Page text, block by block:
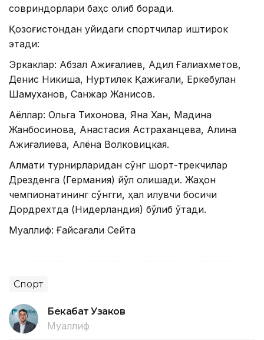
совриндорлари баҳс олиб боради.
Қозоғистондан қуйидаги спортчилар иштирок
этади:
Эркаклар: Абзал Ажиғалиев, Адил Ғалиахметов,
Денис Никиша, Нуртилек Қажиғали, Еркебулан
Шамуханов, Санжар Жанисов.
Аёллар: Ольга Тихонова, Яна Хан, Мадина
Жанбосинова, Анастасия Астраханцева, Алина
Ажиғалиева, Алёна Волковицкая.
Алмати турнирларидан сўнг шорт-трекчилар
Дрезденга (Германия) йўл олишади. Жаҳон
чемпионатининг сўнгги, ҳал қилувчи босқичи
Дордрехтда (Нидерландия) бўлиб ўтади.
Муаллиф: Ғайсағали Сейтақ
Спорт
Бекабат Узаков
Муаллиф